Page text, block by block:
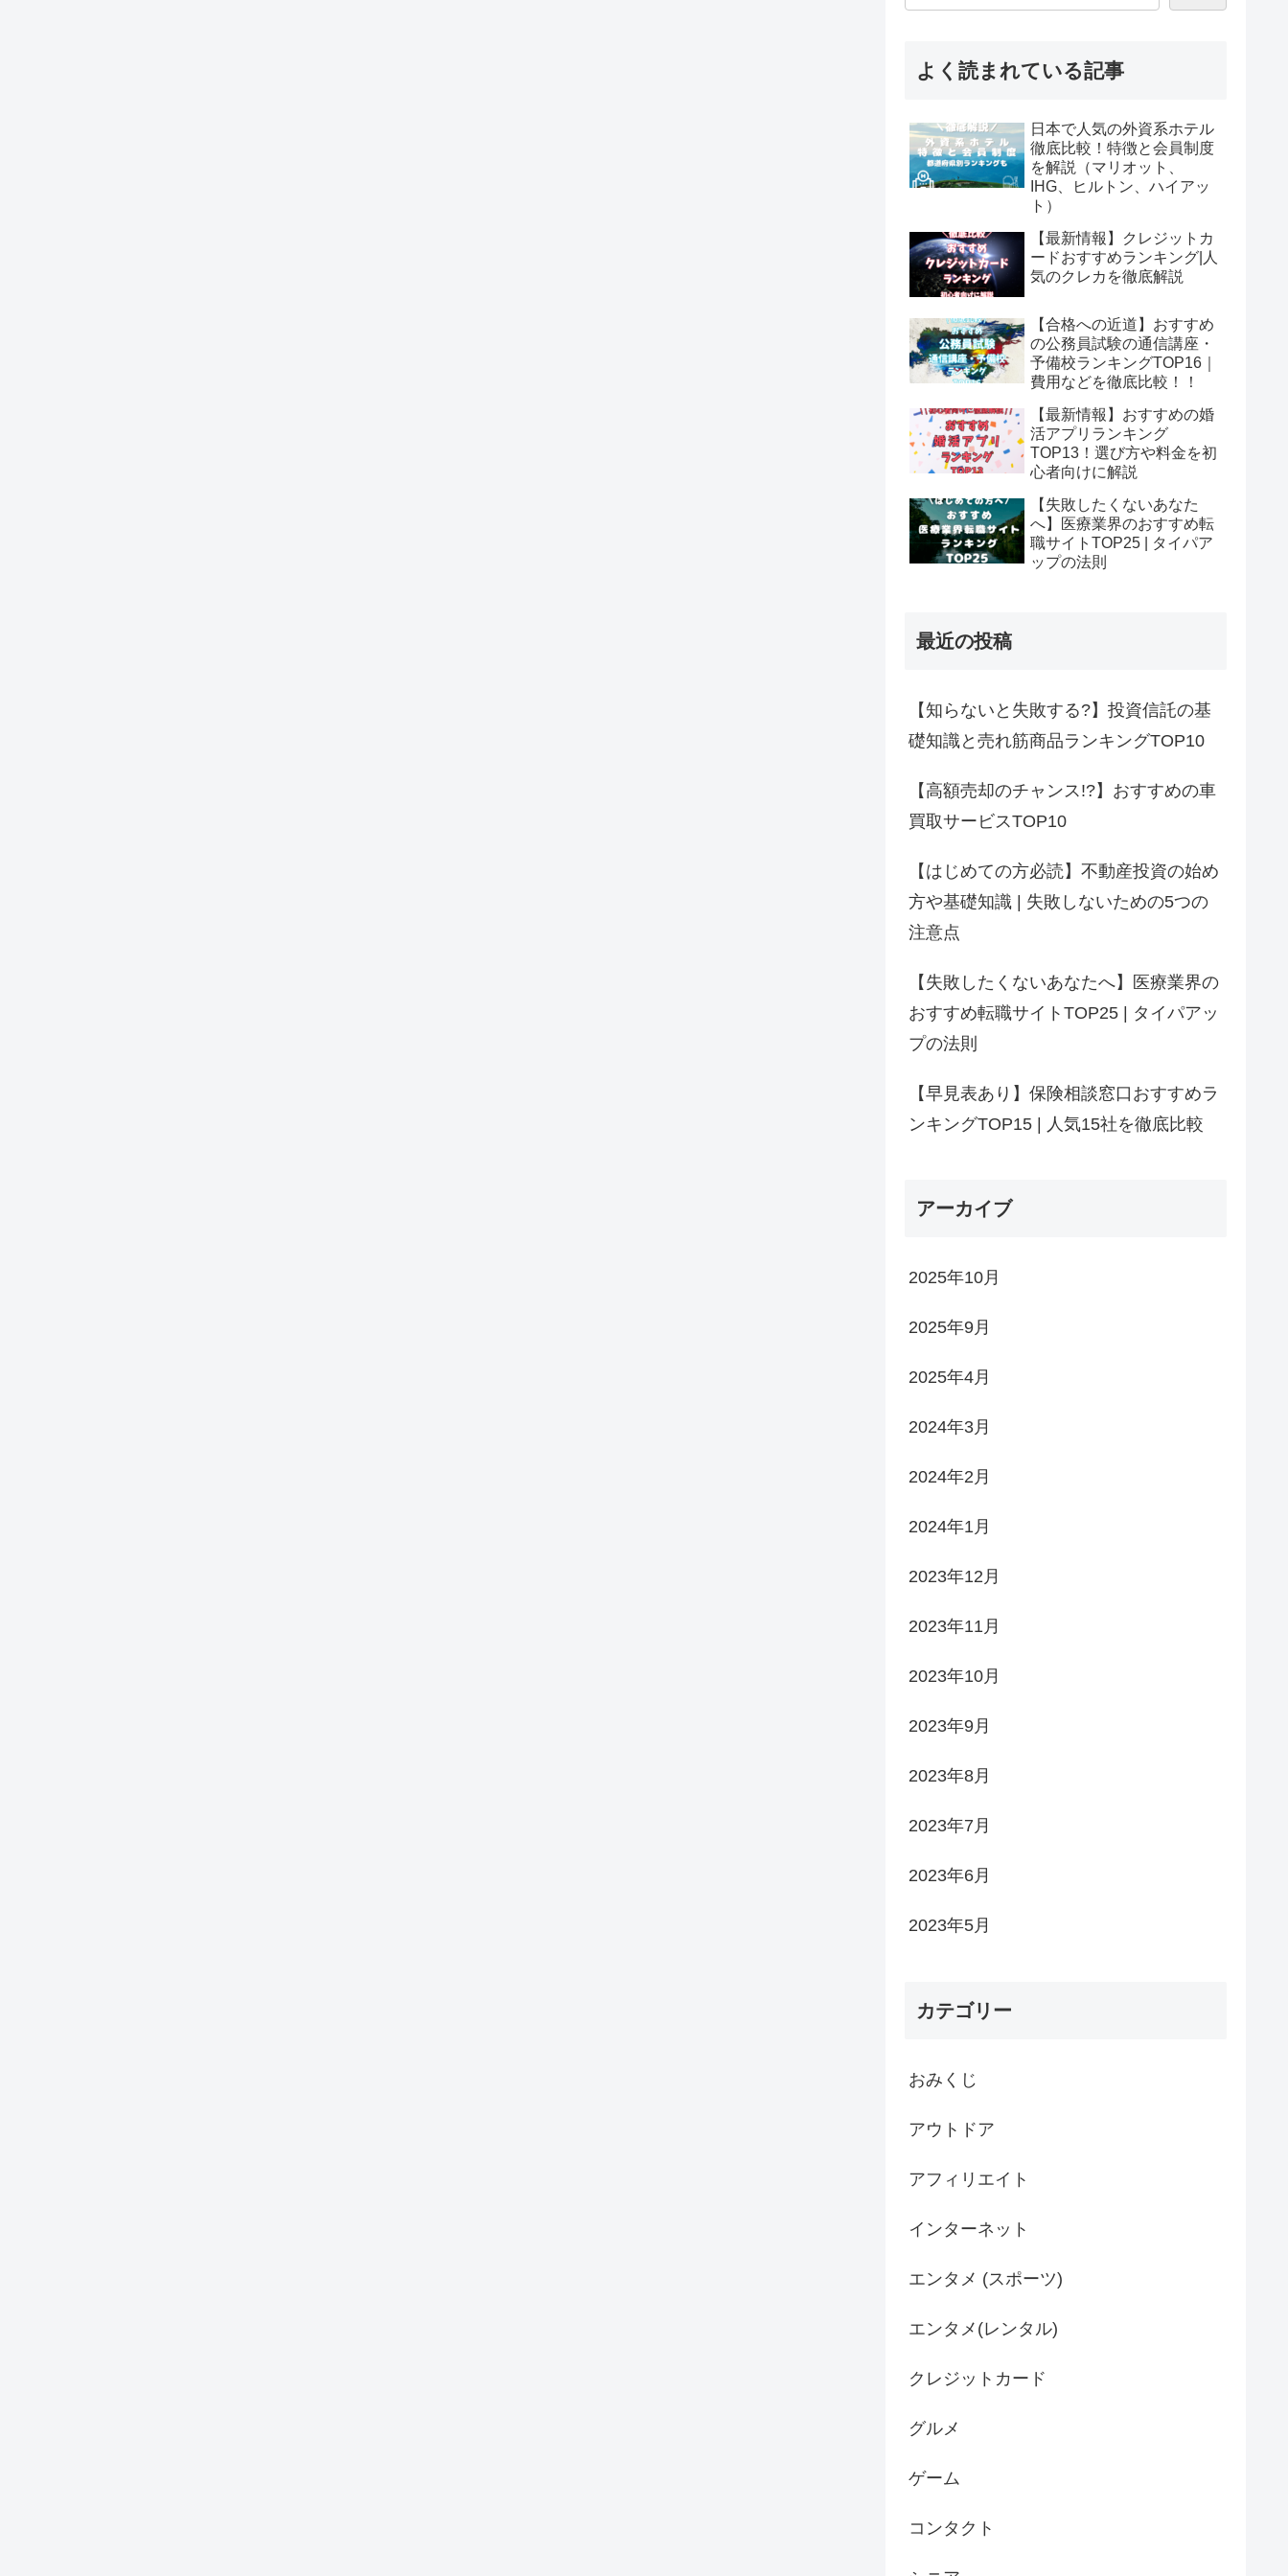
よく読まれている記事
日本で人気の外資系ホテル
徹底比較！特徴と会員制度
を解説（マリオット、
IHG、ヒルトン、ハイアッ
ト）
【最新情報】クレジットカ
ードおすすめランキング|人
気のクレカを徹底解説
【合格への近道】おすすめ
の公務員試験の通信講座・
予備校ランキングTOP16｜
費用などを徹底比較！！
【最新情報】おすすめの婚
活アプリランキング
TOP13！選び方や料金を初
心者向けに解説
【失敗したくないあなた
へ】医療業界のおすすめ転
職サイトTOP25 | タイパア
ップの法則
最近の投稿
【知らないと失敗する?】投資信託の基
礎知識と売れ筋商品ランキングTOP10
【高額売却のチャンス!?】おすすめの車
買取サービスTOP10
【はじめての方必読】不動産投資の始め
方や基礎知識 | 失敗しないための5つの
注意点
【失敗したくないあなたへ】医療業界の
おすすめ転職サイトTOP25 | タイパアッ
プの法則
【早見表あり】保険相談窓口おすすめラ
ンキングTOP15 | 人気15社を徹底比較
アーカイブ
2025年10月
2025年9月
2025年4月
2024年3月
2024年2月
2024年1月
2023年12月
2023年11月
2023年10月
2023年9月
2023年8月
2023年7月
2023年6月
2023年5月
カテゴリー
おみくじ
アウトドア
アフィリエイト
インターネット
エンタメ (スポーツ)
エンタメ(レンタル)
クレジットカード
グルメ
ゲーム
コンタクト